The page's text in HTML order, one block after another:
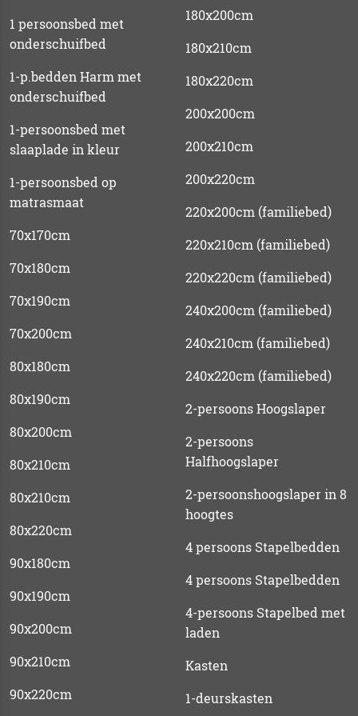
1 persoonsbed met
onderschuifbed
1-p.bedden Harm met
onderschuifbed
1-persoonsbed met
slaaplade in kleur
1-persoonsbed op
matrasmaat
70x170cm
70x180cm
70x190cm
70x200cm
80x180cm
80x190cm
80x200cm
80x210cm
80x210cm
80x220cm
90x180cm
90x190cm
90x200cm
90x210cm
90x220cm
180x200cm
180x210cm
180x220cm
200x200cm
200x210cm
200x220cm
220x200cm (familiebed)
220x210cm (familiebed)
220x220cm (familiebed)
240x200cm (familiebed)
240x210cm (familiebed)
240x220cm (familiebed)
2-persoons Hoogslaper
2-persoons
Halfhoogslaper
2-persoonshoogslaper in 8
hoogtes
4 persoons Stapelbedden
4 persoons Stapelbedden
4-persoons Stapelbed met
laden
Kasten
1-deurskasten